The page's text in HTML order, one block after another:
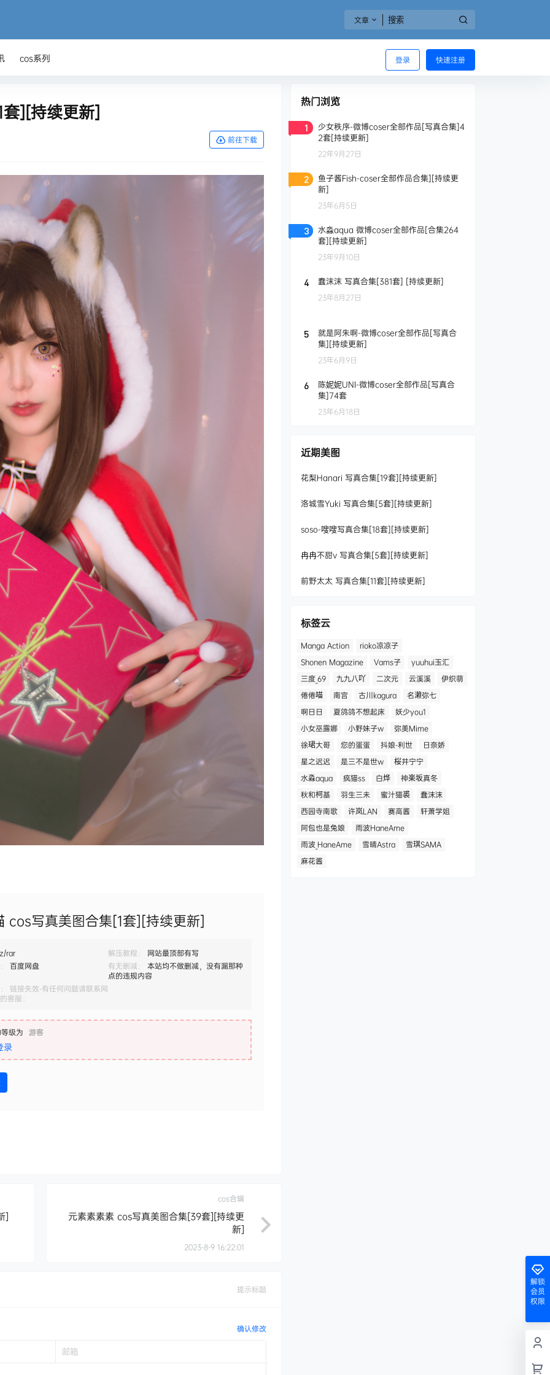
文章
登录 快速注册
cos系列
][持续更新]
前往下载
cos写真美图合集[1套][持续更新]
rar 解压教程：
网站最顶部有写
百度网盘 有无删减：
本站均不做删减，没有漏那种
点的违规内容
链接失效-有任何问题请联系网
客服：
级为 游客
录
]
cos合辑
元素素素素 cos写真美图合集[39套][持续更
新]
2023-8-9 16:22:01
提示标题
确认修改
热门浏览
1
少女秩序-微博coser全部作品[写真合集]4
2套[持续更新]
22年9月27日
2
鱼子酱Fish-coser全部作品合集][持续更
新]
23年6月5日
3
水淼aqua 微博coser全部作品[合集264
套][持续更新]
23年9月10日
4 蠢沫沫 写真合集[381套] [持续更新]
23年8月27日
5
就是阿朱啊-微博coser全部作品[写真合
集][持续更新]
23年6月9日
6
陈妮妮UNI-微博coser全部作品[写真合
集]74套
23年6月18日
近期美图
花梨Hanari 写真合集[19套][持续更新]
洛城雪Yuki 写真合集[5套][持续更新]
soso-嗖嗖写真合集[18套][持续更新]
冉冉不甜v 写真合集[5套][持续更新]
前野太太 写真合集[11套][持续更新]
标签云
Manga Action
rioko凉凉子
Shonen Magazine
Vams子
yuuhui玉汇
三度_69
九九八吖 二次元 云溪溪
伊织萌
倦倦喵
南宫 古川kagura
名濑弥七
啊日日
夏鸽鸽不想起床
妖少you1
小女巫露娜
小野妹子w
弥美Mime
徐珺大哥
您的蛋蛋 抖娘-利世
日奈娇
星之迟迟
是三不是世w
桜井宁宁
水淼aqua
疯猫ss 白烨
神楽坂真冬
秋和柯基
羽生三未 蜜汁猫裘
蠢沫沫
西园寺南歌
许岚LAN 赛高酱
轩萧学姐
阿包也是兔娘
雨波HaneAme
雨波_HaneAme
雪晴Astra
雪琪SAMA
麻花酱
解锁
会员
权限